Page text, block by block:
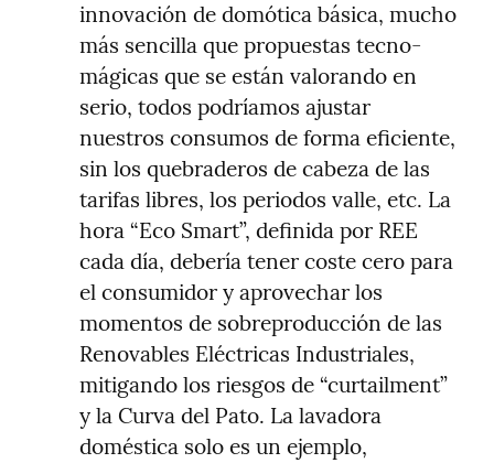
innovación de domótica básica, mucho
más sencilla que propuestas tecno-
mágicas que se están valorando en
serio, todos podríamos ajustar
nuestros consumos de forma eficiente,
sin los quebraderos de cabeza de las
tarifas libres, los periodos valle, etc. La
hora “Eco Smart”, definida por REE
cada día, debería tener coste cero para
el consumidor y aprovechar los
momentos de sobreproducción de las
Renovables Eléctricas Industriales,
mitigando los riesgos de “curtailment”
y la Curva del Pato. La lavadora
doméstica solo es un ejemplo,